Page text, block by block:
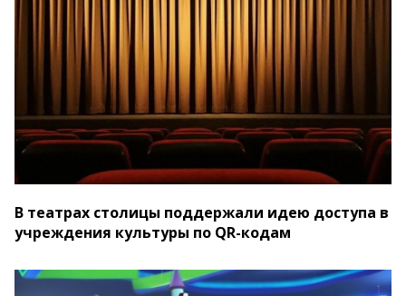
В театрах столицы поддержали идею доступа в
учреждения культуры по QR-кодам